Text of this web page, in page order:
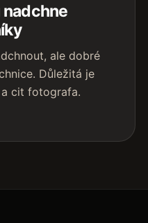
nadchne
ale dobré
Důležitá je
cit fotografa.